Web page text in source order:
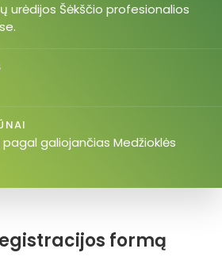
formą
urėdijos Šėkščio profesionalios
galiojančias Medžioklės